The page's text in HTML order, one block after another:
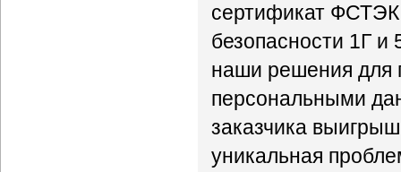
сертификат
безопасности 1Г и
наши решения для
персональными
заказчика выигрыш
уникальная